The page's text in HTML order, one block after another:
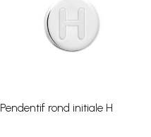
Pendentif rond initiale H